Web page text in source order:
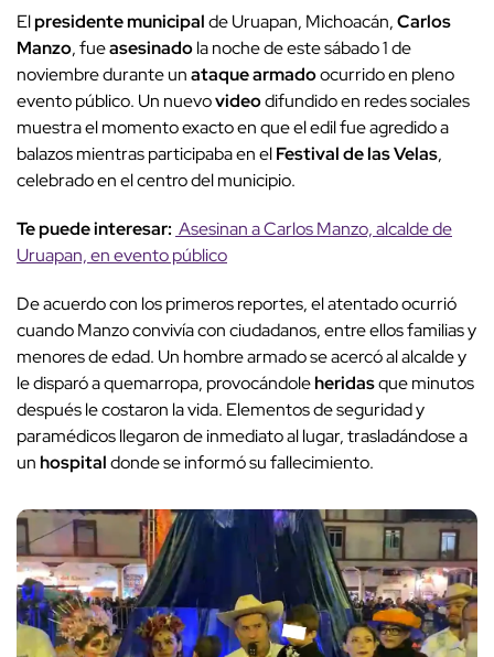
Elpresidente municipalde Uruapan, Michoacán,Carlos
Manzo, fueasesinadola noche de este sábado 1 de
noviembre durante unataque armadoocurrido en pleno
evento público. Un nuevovideodifundido en redes sociales
muestra el momento exacto en que el edil fue agredido a
balazos mientras participaba en elFestival de las Velas,
celebrado en el centro del municipio.
Te puede interesar: Asesinan a Carlos Manzo, alcalde de
Uruapan, en evento público
De acuerdo con los primeros reportes, el atentado ocurrió
cuando Manzo convivía con ciudadanos, entre ellos familias y
menores de edad. Un hombre armado se acercó al alcalde y
le disparó a quemarropa, provocándoleheridasque minutos
después le costaron la vida. Elementos de seguridad y
paramédicos llegaron de inmediato al lugar, trasladándose a
unhospitaldonde se informó su fallecimiento.